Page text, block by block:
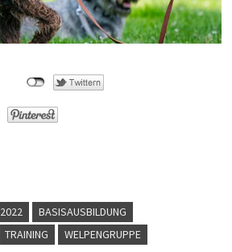
2022
BASISAUSBILDUNG
TRAINING WELPENGRUPPE